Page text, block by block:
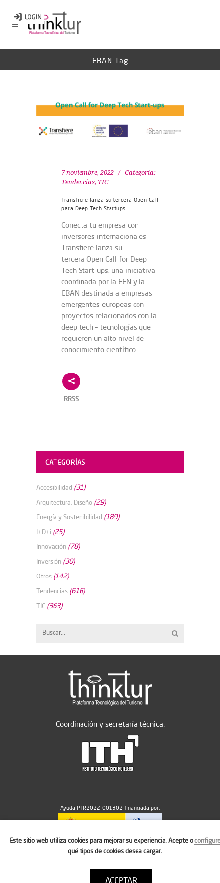
EBAN Tag
7 noviembre, 2022
Categoría:
Tendencias, TIC
Transfiere lanza su tercera Open Call
para Deep Tech Startups
Conecta tu empresa con
inversores internacionales
Transfiere lanza su
tercera Open Call for Deep
Tech Start-ups, una iniciativa
coordinada por la EEN y la
EBAN destinada a empresas
emergentes europeas con
proyectos relacionados con la
deep tech – tecnologías que
requieren un alto nivel de
conocimiento científico
RRSS
CATEGORÍAS
Accesibilidad (31)
Arquitectura, Diseño (29)
Energía y Sostenibilidad (189)
I+D+i (25)
Innovación (78)
Inversión (30)
Otros (142)
Tendencias (616)
TIC (363)
Coordinación y secretaría técnica:
Ayuda PTR2022-001302 financiada por:
MICIU/AEI/10.13039/501100011033
Este sitio web utiliza cookies para mejorar su experiencia. Acepte oconfigure
qué tipos de cookies desea cargar.
ACEPTAR